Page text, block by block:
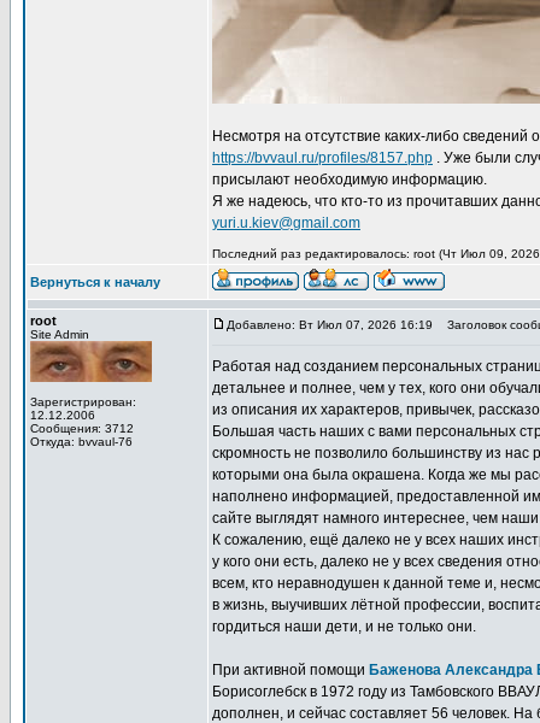
Несмотря на отсутствие каких-либо
https://bvvaul.ru/profiles/8157.php . Уже были
присылают необходимую информацию.
Я же надеюсь, что кто-то из прочитавших
yuri.u.kiev@gmail.com
Последний раз редактировалось: root (Чт Июл 09,
Вернуться к началу
root
Site Admin
Зарегистрирован:
12.12.2006
Сообщения: 3712
Откуда: bvvaul-76
Добавлено: Вт Июл 07, 2026 16:19 Заголовок
Работая над созданием персональных
детальнее и полнее, чем у тех, кого они
из описания их характеров, привычек,
Большая часть наших с вами персональных
скромность не позволило большинству из нас
которыми она была окрашена. Когда же мы
наполнено информацией, предоставленной
сайте выглядят намного интереснее, чем
К сожалению, ещё далеко не у всех наших
у кого они есть, далеко не у всех сведения
всем, кто неравнодушен к данной теме и,
в жизнь, выучивших лётной профессии,
гордиться наши дети, и не только они.
При активной помощи Баженова Александра
Борисоглебск в 1972 году из Тамбовского
дополнен, и сейчас составляет 56 человек.